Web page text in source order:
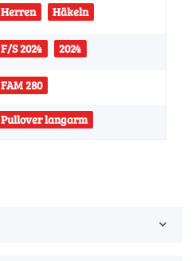
Herren Häkeln
F/S 2024 2024
FAM 280
Pullover langarm